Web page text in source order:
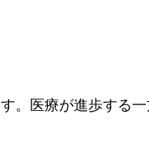
。医療が進歩する